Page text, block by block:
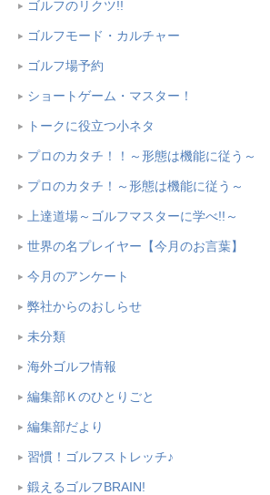
ゴルフのリクツ!!
ゴルフモード・カルチャー
ゴルフ場予約
ショートゲーム・マスター！
トークに役立つ小ネタ
プロのカタチ！！～形態は機能に従う～
プロのカタチ！～形態は機能に従う～
上達道場～ゴルフマスターに学べ!!～
世界の名プレイヤー【今月のお言葉】
今月のアンケート
弊社からのおしらせ
未分類
海外ゴルフ情報
編集部Ｋのひとりごと
編集部だより
習慣！ゴルフストレッチ♪
鍛えるゴルフBRAIN!